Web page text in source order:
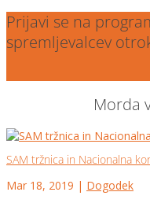
Prijavi se na
spremljevalcev
Morda
SAM tržnica in Nacionalna
Mar 18, 2019 | Dogodek